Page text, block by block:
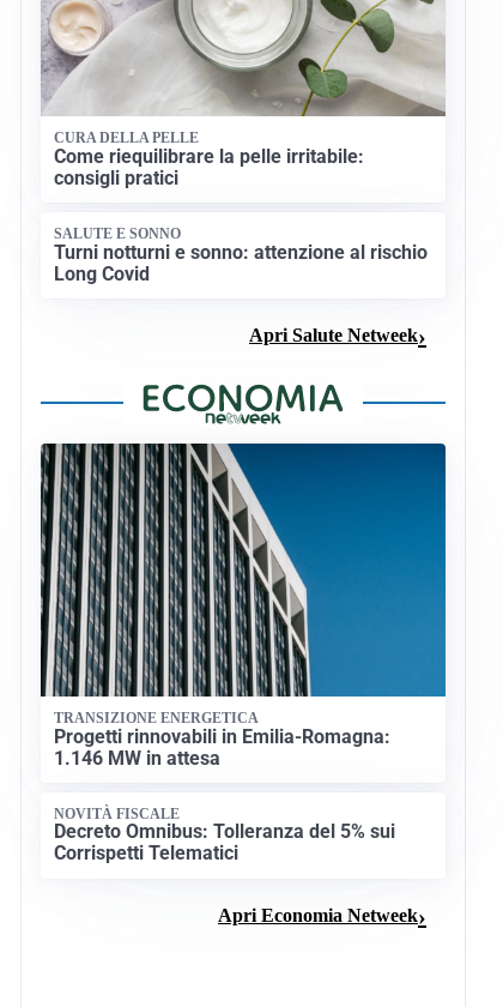
CURA DELLA PELLE
Come riequilibrare la pelle irritabile:
consigli pratici
SALUTE E SONNO
Turni notturni e sonno: attenzione al rischio
Long Covid
Apri Salute Netweek
TRANSIZIONE ENERGETICA
Progetti rinnovabili in Emilia-Romagna:
1.146 MW in attesa
NOVITÀ FISCALE
Decreto Omnibus: Tolleranza del 5% sui
Corrispetti Telematici
Apri Economia Netweek